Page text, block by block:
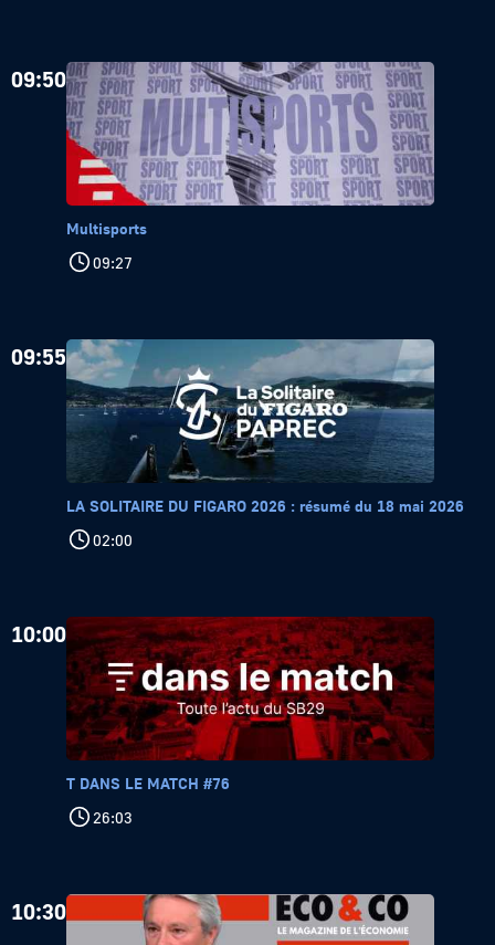
09:50
Multisports
09:27
09:55
LA SOLITAIRE DU FIGARO 2026 : résumé du 18 mai 2026
02:00
10:00
T DANS LE MATCH #76
26:03
10:30